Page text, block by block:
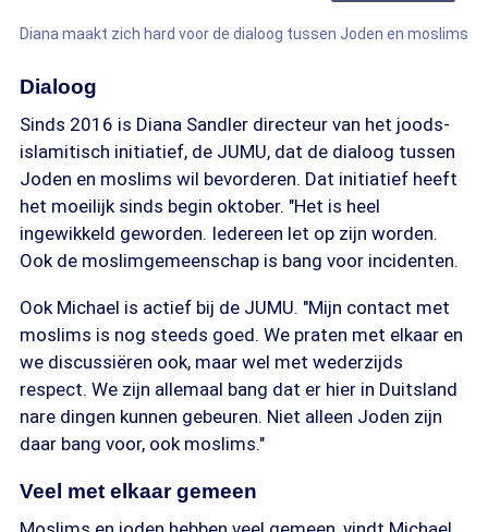
Diana maakt zich hard voor de dialoog tussen Joden en moslims
Dialoog
Sinds 2016 is Diana Sandler directeur van het joods-
islamitisch initiatief, de JUMU, dat de dialoog tussen
Joden en moslims wil bevorderen. Dat initiatief heeft
het moeilijk sinds begin oktober. "Het is heel
ingewikkeld geworden. Iedereen let op zijn worden.
Ook de moslimgemeenschap is bang voor incidenten.
Ook Michael is actief bij de JUMU. "Mijn contact met
moslims is nog steeds goed. We praten met elkaar en
we discussiëren ook, maar wel met wederzijds
respect. We zijn allemaal bang dat er hier in Duitsland
nare dingen kunnen gebeuren. Niet alleen Joden zijn
daar bang voor, ook moslims."
Veel met elkaar gemeen